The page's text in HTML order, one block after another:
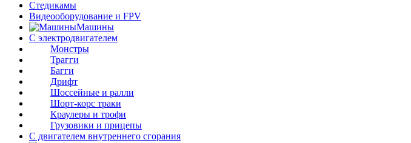
Стедикамы
Видеооборудование и FPV
Машины
С электродвигателем
Монстры
Трагги
Багги
Дрифт
Шоссейные и ралли
Шорт-корс траки
Краулеры и трофи
Грузовики и прицепы
С двигателем внутреннего сгорания